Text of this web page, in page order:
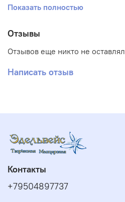
Размер ткани 40*50 см
Показать полностью
Отзывы
Отзывов еще никто не оставлял
Написать отзыв
Контакты
+79504897737